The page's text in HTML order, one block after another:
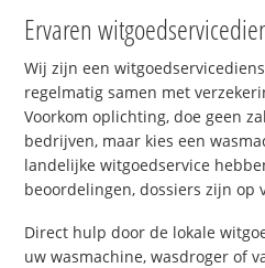
Ervaren
Wij zijn een
regelmatig samen met
Voorkom oplichting, doe geen
bedrijven, maar kies een
landelijke witgoedservice
beoordelingen, dossiers zijn op
Direct hulp door de lokale
uw wasmachine, wasdroger of